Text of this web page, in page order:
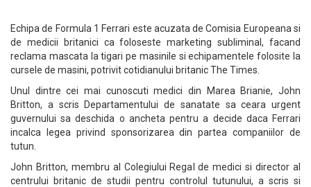
Echipa de Formula 1 Ferrari este acuzata de Comisia Europeana si
de medicii britanici ca foloseste marketing subliminal, facand
reclama mascata la tigari pe masinile si echipamentele folosite la
cursele de masini, potrivit cotidianului britanic The Times.
Unul dintre cei mai cunoscuti medici din Marea Brianie, John
Britton, a scris Departamentului de sanatate sa ceara urgent
guvernului sa deschida o ancheta pentru a decide daca Ferrari
incalca legea privind sponsorizarea din partea companiilor de
tutun.
John Britton, membru al Colegiului Regal de medici si director al
centrului britanic de studii pentru controlul tutunului, a scris si